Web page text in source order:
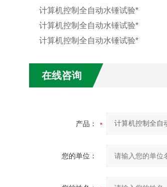
计算机控制全自动水锤试验*
计算机控制全自动水锤试验*
计算机控制全自动水锤试验*
在线咨询
产品：
您的单位：